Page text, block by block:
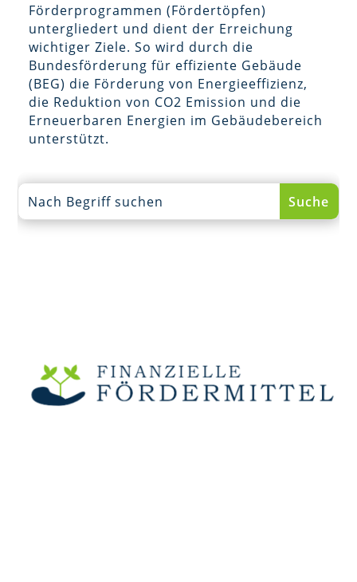
Förderprogrammen (Fördertöpfen)
untergliedert und dient der Erreichung
wichtiger Ziele. So wird durch die
Bundesförderung für effiziente Gebäude
(BEG) die Förderung von Energieeffizienz,
die Reduktion von CO2 Emission und die
Erneuerbaren Energien im Gebäudebereich
unterstützt.